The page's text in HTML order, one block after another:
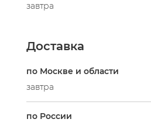
завтра
Доставка
по Москве и области
завтра
по России